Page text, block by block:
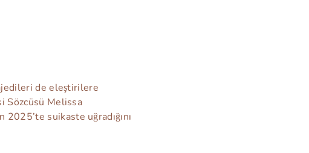
de eleştirilere
Sözcüsü Melissa
suikaste uğradığını